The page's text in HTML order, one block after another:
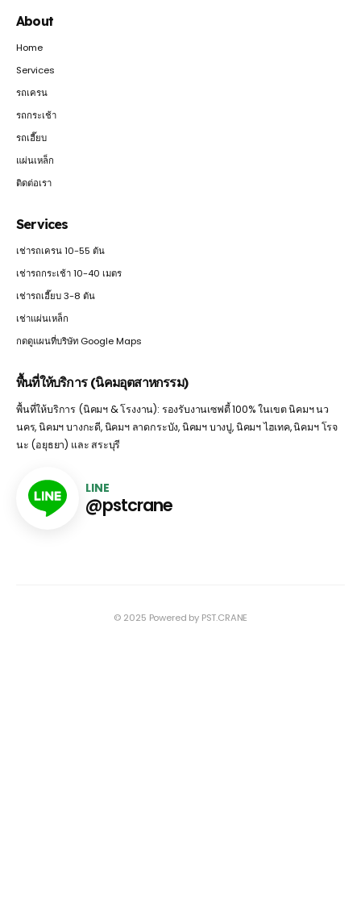
About
Home
Services
รถเครน
รถกระเช้า
รถเฮี๊ยบ
แผ่นเหล็ก
ติดต่อเรา
Services
เช่ารถเครน 10-55 ตัน
เช่ารถกระเช้า 10-40 เมตร
เช่ารถเฮี๊ยบ 3-8 ตัน
เช่าแผ่นเหล็ก
กดดูแผนที่บริษัท Google Maps
พื้นที่ให้บริการ (นิคมอุตสาหกรรม)
พื้นที่ให้บริการ (นิคมฯ & โรงงาน): รองรับงานเซฟตี้ 100% ในเขต นิคมฯ นว
นคร, นิคมฯ บางกะดี, นิคมฯ ลาดกระบัง, นิคมฯ บางปู, นิคมฯ ไฮเทค, นิคมฯ โรจ
นะ (อยุธยา) และ สระบุรี
LINE
@pstcrane
© 2025 Powered by PST.CRANE